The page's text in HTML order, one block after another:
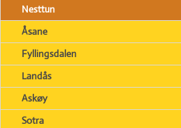
Nesttun
Åsane
Fyllingsdalen
Landås
Askøy
Sotra